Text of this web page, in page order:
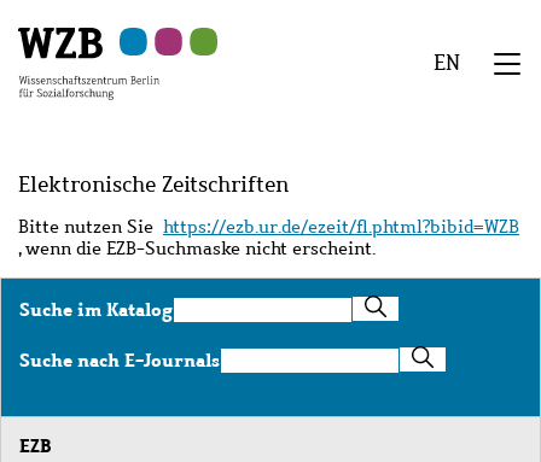
Hauptinhalt
springen
Navigation
springen
Suche
springen
Sekundärnavigation
springen
Fußzeile
springen
EN
Elektronische Zeitschriften
Bitte nutzen Sie https://ezb.ur.de/ezeit/fl.phtml?bibid=WZB
, wenn die EZB-Suchmaske nicht erscheint.
Suche im KatalogSuche
im
Katalog
Suche nach E-JournalsSuche
nach
Journals
EZB